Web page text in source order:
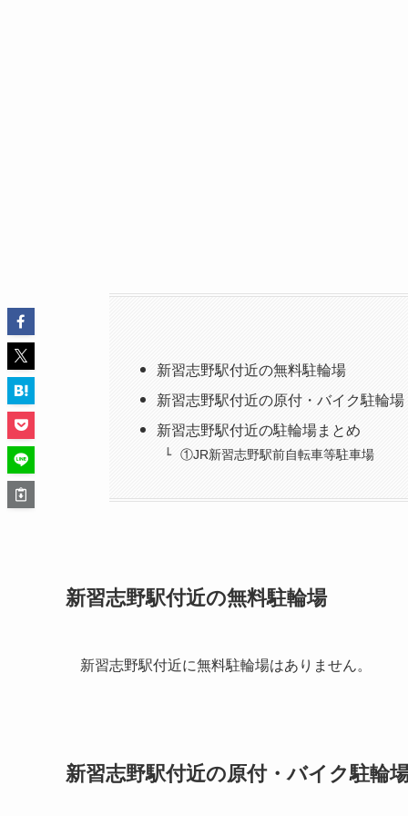
新習志野駅付近の無料駐輪場
新習志野駅付近の原付・バイク駐輪場
新習志野駅付近の駐輪場まとめ
①JR新習志野駅前自転車等駐車場
新習志野駅付近の無料駐輪場
新習志野駅付近に無料駐輪場はありません。
新習志野駅付近の原付・バイク駐輪